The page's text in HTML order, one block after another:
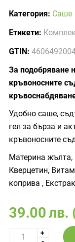
Категория: Саше
Етикети:
GTIN:
За подобряване
кръвоносните
Удобно саше,
гел за бърза и
кръвоносните
Материна жълта,
Кверцетин,
коприва ,
39.00лв.